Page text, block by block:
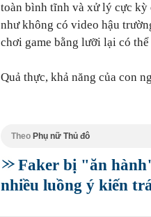
toàn bình tĩnh và xử lý cực kỳ
như không có video hậu
chơi game bằng lưỡi lại có
Quả thực, khả năng của con
Theo Phụ nữ Thủ đô
Faker bị "ăn
nhiều luồng ý kiến